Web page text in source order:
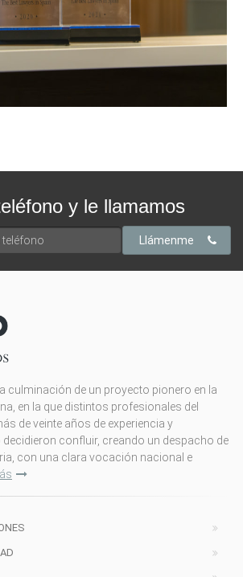
y le llamamos
Llámenme
culminación de un proyecto pionero en la
en la que distintos profesionales del
de veinte años de experiencia y
confluir, creando un despacho de
con una clara vocación nacional e